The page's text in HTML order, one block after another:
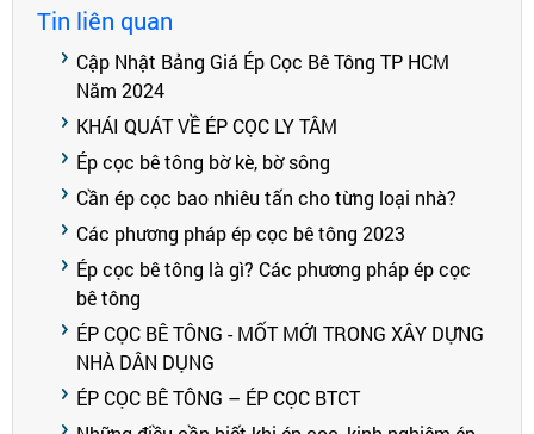
Tin liên quan
Cập Nhật Bảng Giá Ép Cọc Bê Tông TP HCM
Năm 2024
KHÁI QUÁT VỀ ÉP CỌC LY TÂM
Ép cọc bê tông bờ kè, bờ sông
Cần ép cọc bao nhiêu tấn cho từng loại nhà?
Các phương pháp ép cọc bê tông 2023
Ép cọc bê tông là gì? Các phương pháp ép cọc
bê tông
ÉP CỌC BÊ TÔNG - MỐT MỚI TRONG XÂY DỰNG
NHÀ DÂN DỤNG
ÉP CỌC BÊ TÔNG – ÉP CỌC BTCT